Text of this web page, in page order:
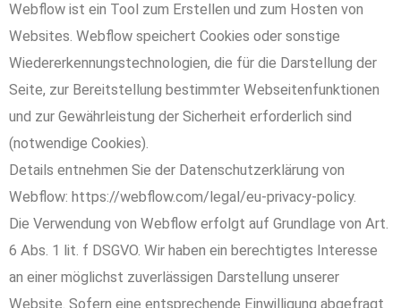
Webflow ist ein Tool zum Erstellen und zum Hosten von
Websites. Webflow speichert Cookies oder sonstige
Wiedererkennungstechnologien, die für die Darstellung der
Seite, zur Bereitstellung bestimmter Webseitenfunktionen
und zur Gewährleistung der Sicherheit erforderlich sind
(notwendige Cookies).
Details entnehmen Sie der Datenschutzerklärung von
Webflow: https://webflow.com/legal/eu-privacy-policy.
Die Verwendung von Webflow erfolgt auf Grundlage von Art.
6 Abs. 1 lit. f DSGVO. Wir haben ein berechtigtes Interesse
an einer möglichst zuverlässigen Darstellung unserer
Website. Sofern eine entsprechende Einwilligung abgefragt